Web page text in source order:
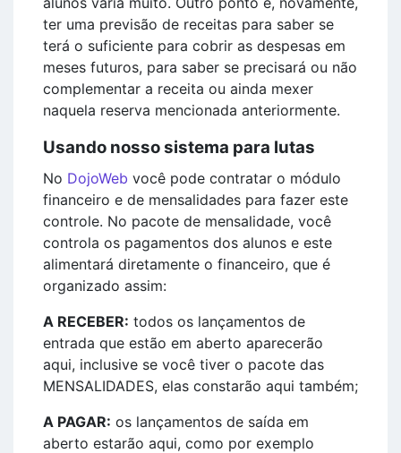
ter uma previsão de receitas para saber se
terá o suficiente para cobrir as despesas em
meses futuros, para saber se precisará ou não
complementar a receita ou ainda mexer
naquela reserva mencionada anteriormente.
Usando nosso sistema para lutas
No DojoWeb você pode contratar o módulo
financeiro e de mensalidades para fazer este
controle. No pacote de mensalidade, você
controla os pagamentos dos alunos e este
alimentará diretamente o financeiro, que é
organizado assim:
A RECEBER: todos os lançamentos de
entrada que estão em aberto aparecerão
aqui, inclusive se você tiver o pacote das
MENSALIDADES, elas constarão aqui também;
A PAGAR: os lançamentos de saída em
aberto estarão aqui, como por exemplo